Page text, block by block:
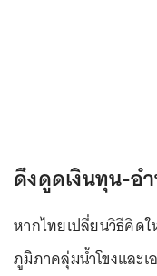
ดึงดูดเงินทุน-อ
หากไทยเปลี่ยนวิธีคิดใ
ภูมิภาคลุ่มน้ำโขงและ